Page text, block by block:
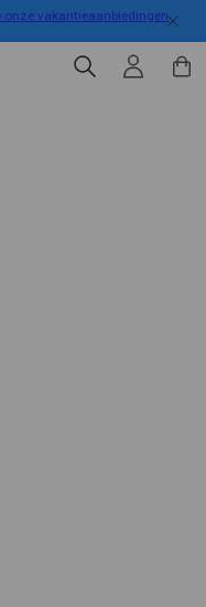
vakantieaanbiedingen
Inloggen